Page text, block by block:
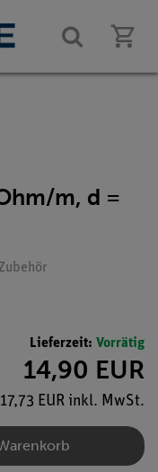
m, d =
Lieferzeit: Vorrätig
14,90 EUR
17,73 EUR inkl. MwSt.